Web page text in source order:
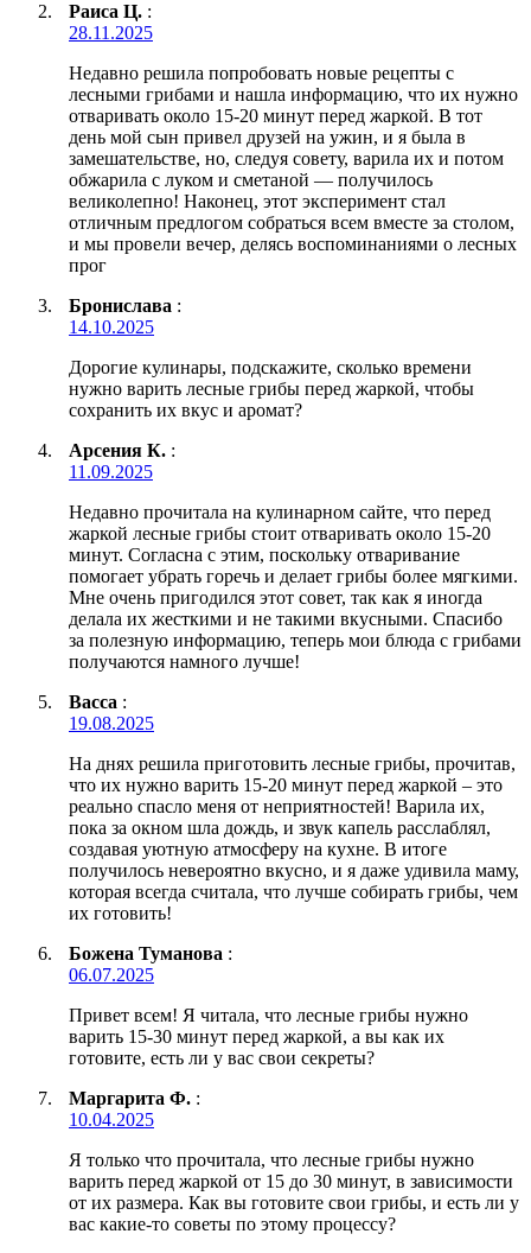
Раиса Ц. :
28.11.2025
Недавно решила попробовать новые рецепты с
лесными грибами и нашла информацию, что их нужно
отваривать около 15-20 минут перед жаркой. В тот
день мой сын привел друзей на ужин, и я была в
замешательстве, но, следуя совету, варила их и потом
обжарила с луком и сметаной — получилось
великолепно! Наконец, этот эксперимент стал
отличным предлогом собраться всем вместе за столом,
и мы провели вечер, делясь воспоминаниями о лесных
прог
Бронислава :
14.10.2025
Дорогие кулинары, подскажите, сколько времени
нужно варить лесные грибы перед жаркой, чтобы
сохранить их вкус и аромат?
Арсения К. :
11.09.2025
Недавно прочитала на кулинарном сайте, что перед
жаркой лесные грибы стоит отваривать около 15-20
минут. Согласна с этим, поскольку отваривание
помогает убрать горечь и делает грибы более мягкими.
Мне очень пригодился этот совет, так как я иногда
делала их жесткими и не такими вкусными. Спасибо
за полезную информацию, теперь мои блюда с грибами
получаются намного лучше!
Васса :
19.08.2025
На днях решила приготовить лесные грибы, прочитав,
что их нужно варить 15-20 минут перед жаркой – это
реально спасло меня от неприятностей! Варила их,
пока за окном шла дождь, и звук капель расслаблял,
создавая уютную атмосферу на кухне. В итоге
получилось невероятно вкусно, и я даже удивила маму,
которая всегда считала, что лучше собирать грибы, чем
их готовить!
Божена Туманова :
06.07.2025
Привет всем! Я читала, что лесные грибы нужно
варить 15-30 минут перед жаркой, а вы как их
готовите, есть ли у вас свои секреты?
Маргарита Ф. :
10.04.2025
Я только что прочитала, что лесные грибы нужно
варить перед жаркой от 15 до 30 минут, в зависимости
от их размера. Как вы готовите свои грибы, и есть ли у
вас какие-то советы по этому процессу?